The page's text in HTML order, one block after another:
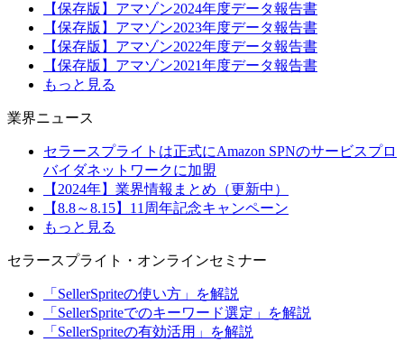
【保存版】アマゾン2024年度データ報告書
【保存版】アマゾン2023年度データ報告書
【保存版】アマゾン2022年度データ報告書
【保存版】アマゾン2021年度データ報告書
もっと見る
業界ニュース
セラースプライトは正式にAmazon SPNのサービスプロ
バイダネットワークに加盟
【2024年】業界情報まとめ（更新中）
【8.8～8.15】11周年記念キャンペーン
もっと見る
セラースプライト・オンラインセミナー
「SellerSpriteの使い方」を解説
「SellerSpriteでのキーワード選定」を解説
「SellerSpriteの有効活用」を解説